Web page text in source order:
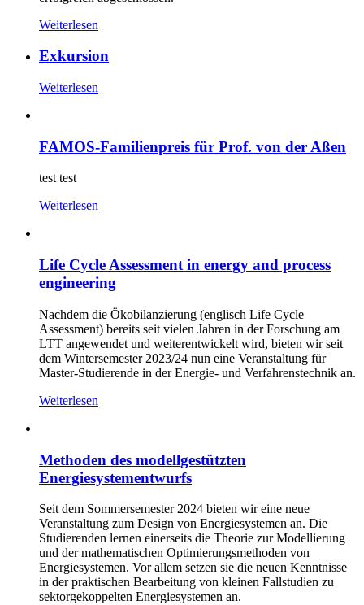
Weiterlesen
Exkursion
Weiterlesen
FAMOS-Familienpreis für Prof. von der Aßen
test test
Weiterlesen
Life Cycle Assessment in energy and process
engineering
Nachdem die Ökobilanzierung (englisch Life Cycle
Assessment) bereits seit vielen Jahren in der Forschung am
LTT angewendet und weiterentwickelt wird, bieten wir seit
dem Wintersemester 2023/24 nun eine Veranstaltung für
Master-Studierende in der Energie- und Verfahrenstechnik an.
Weiterlesen
Methoden des modellgestützten
Energiesystementwurfs
Seit dem Sommersemester 2024 bieten wir eine neue
Veranstaltung zum Design von Energiesystemen an. Die
Studierenden lernen einerseits die Theorie zur Modellierung
und der mathematischen Optimierungsmethoden von
Energiesystemen. Vor allem setzen sie die neuen Kenntnisse
in der praktischen Bearbeitung von kleinen Fallstudien zu
sektorgekoppelten Energiesystemen an.